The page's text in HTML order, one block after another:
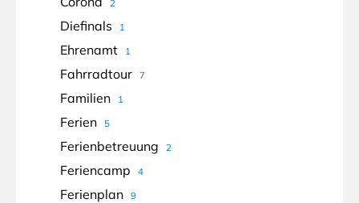
2
Diefinals 1
Ehrenamt 1
Fahrradtour 7
Familien 1
Ferien 5
Ferienbetreuung 2
Feriencamp 4
Ferienplan 9